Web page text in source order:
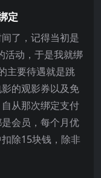
定
了，记得当初是
活动，于是我就绑
主要待遇就是跳
的观影券以及免
从那次绑定支付
会员，每个月优
除15块钱，除非